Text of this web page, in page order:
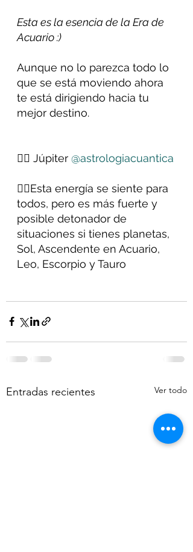
Esta es la esencia de la Era de
Acuario :)
Aunque no lo parezca todo lo
que se está moviendo ahora
te está dirigiendo hacia tu
mejor destino.
✍🏻 Júpiter @astrologiacuantica
👉🏻Esta energía se siente para
todos, pero es más fuerte y
posible detonador de
situaciones si tienes planetas,
Sol, Ascendente en Acuario,
Leo, Escorpio y Tauro
Entradas recientes Ver todo